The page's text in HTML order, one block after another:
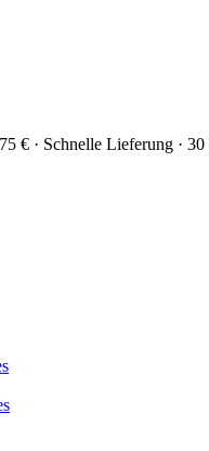
€ · Schnelle Lieferung ·